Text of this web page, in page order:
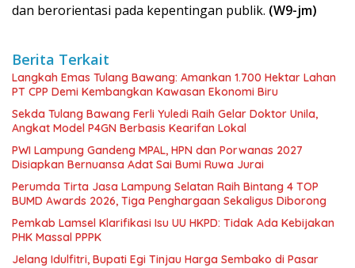
dan berorientasi pada kepentingan publik. (W9-jm)
Berita Terkait
Langkah Emas Tulang Bawang: Amankan 1.700 Hektar Lahan
PT CPP Demi Kembangkan Kawasan Ekonomi Biru
Sekda Tulang Bawang Ferli Yuledi Raih Gelar Doktor Unila,
Angkat Model P4GN Berbasis Kearifan Lokal
PWI Lampung Gandeng MPAL, HPN dan Porwanas 2027
Disiapkan Bernuansa Adat Sai Bumi Ruwa Jurai
Perumda Tirta Jasa Lampung Selatan Raih Bintang 4 TOP
BUMD Awards 2026, Tiga Penghargaan Sekaligus Diborong
Pemkab Lamsel Klarifikasi Isu UU HKPD: Tidak Ada Kebijakan
PHK Massal PPPK
Jelang Idulfitri, Bupati Egi Tinjau Harga Sembako di Pasar